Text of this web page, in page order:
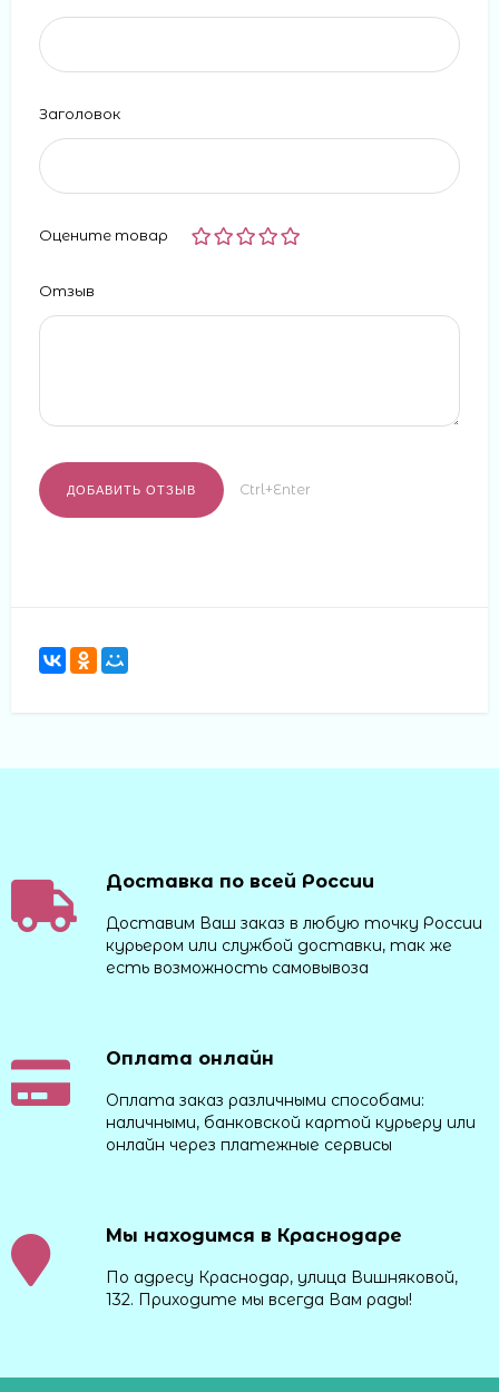
Заголовок
Оцените товар
Отзыв
Ctrl+Enter
Доставка по всей России
Доставим Ваш заказ в любую точку России
курьером или службой доставки, так же
есть возможность самовывоза
Оплата онлайн
Оплата заказ различными способами:
наличными, банковской картой курьеру или
онлайн через платежные сервисы
Мы находимся в Краснодаре
По адресу Краснодар, улица Вишняковой,
132. Приходите мы всегда Вам рады!